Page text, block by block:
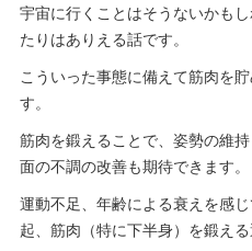
宇宙に行くことはそうないかも
たりはありえる話です。
こういった事態に備えて筋肉を
す。
筋肉を鍛えることで、姿勢の維
面の不調の改善も期待できます。
運動不足、年齢による衰えを感
起、筋肉（特に下半身）を鍛える